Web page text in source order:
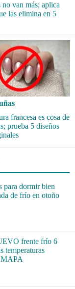
no van más; aplica
las elimina en 5
francesa es cosa de
prueba 5 diseños
para dormir bien
de frío en otoño
frente frío 6
temperaturas
MAPA